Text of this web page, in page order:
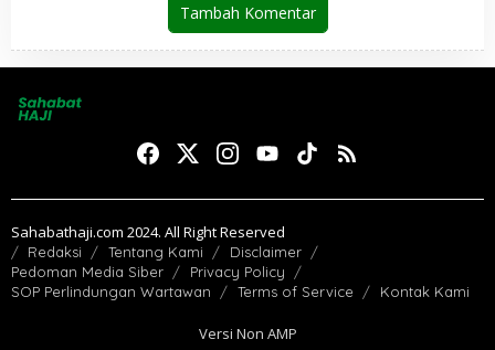
Tambah Komentar
Sahabathaji.com 2024. All Right Reserved
Redaksi Tentang Kami
Disclaimer
Pedoman Media Siber
Privacy Policy
SOP Perlindungan Wartawan
Terms of Service Kontak Kami
Versi Non AMP